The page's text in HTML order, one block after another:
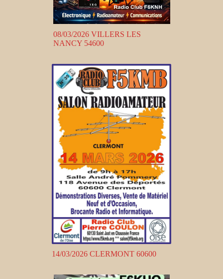
08/03/2026 VILLERS LES
NANCY 54600
14/03/2026 CLERMONT 60600